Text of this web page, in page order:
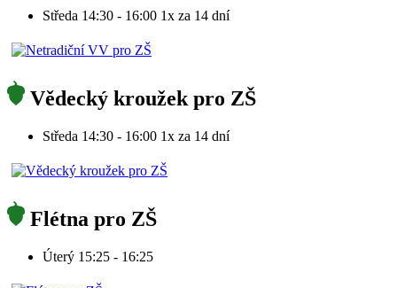
Středa 14:30 - 16:00 1x za 14 dní
Vědecký kroužek pro ZŠ
Středa 14:30 - 16:00 1x za 14 dní
Flétna pro ZŠ
Úterý 15:25 - 16:25